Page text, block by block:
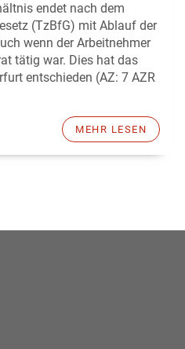
endet nach dem
(TzBfG) mit Ablauf der
wenn der Arbeitnehmer
tätig war. Dies hat das
entschieden (AZ: 7 AZR
MEHR LESEN